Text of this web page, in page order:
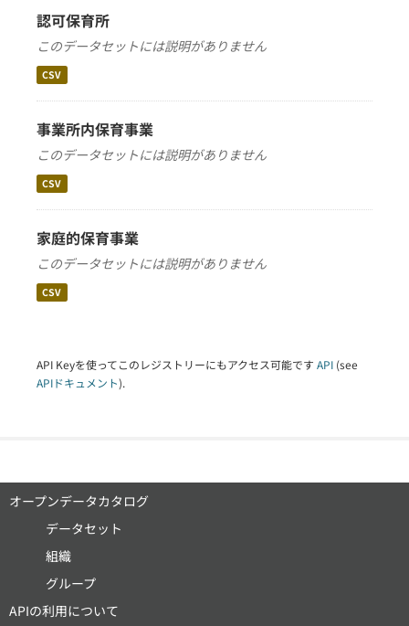
認可保育所
このデータセットには説明がありません
CSV
事業所内保育事業
このデータセットには説明がありません
CSV
家庭的保育事業
このデータセットには説明がありません
CSV
API Keyを使ってこのレジストリーにもアクセス可能です API (see
APIドキュメント).
オープンデータカタログ
データセット
組織
グループ
APIの利用について